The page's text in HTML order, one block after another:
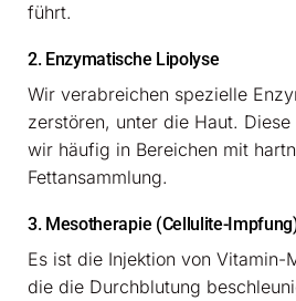
führt.
2. Enzymatische Lipolyse
Wir verabreichen spezielle
zerstören, unter die Haut.
wir häufig in Bereichen mit
Fettansammlung.
3. Mesotherapie (Cellulite-
Es ist die Injektion von Vitamin-
die die Durchblutung